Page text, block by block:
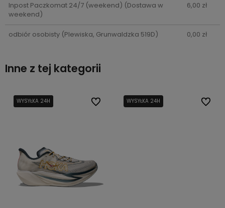
Inpost Paczkomat 24/7 (weekend) (Dostawa w
weekend)
6,00 zł
odbiór osobisty(Plewiska, Grunwaldzka 519D) 0,00 zł
Inne z tej kategorii
WYSYŁKA 24H
WYSYŁKA 24H Do ulubionych
Do ulubionychWYSYŁKA 24H Do
Do